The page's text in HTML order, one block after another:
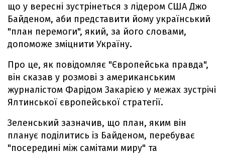
що у вересні зустрінеться з лідером США Джо
Байденом, аби представити йому український
"план перемоги", який, за його словами,
допоможе зміцнити Україну.
Про це, як повідомляє "Європейська правда",
він сказав у розмові з американським
журналістом Фарідом Закарією у межах зустрічі
Ялтинської європейської стратегії.
Зеленський зазначив, що план, яким він
планує поділитись із Байденом, перебуває
"посередині між самітами миру" та